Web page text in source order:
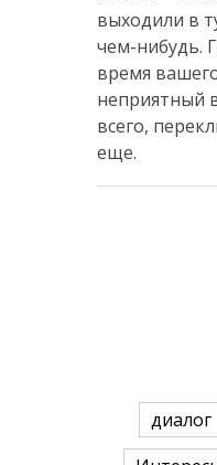
выходили в
чем-нибудь.
время
неприятный
всего,
еще.
диалог